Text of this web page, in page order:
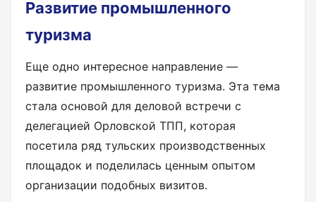
Развитие промышленного
туризма
Еще одно интересное направление —
развитие промышленного туризма. Эта тема
стала основой для деловой встречи с
делегацией Орловской ТПП, которая
посетила ряд тульских производственных
площадок и поделилась ценным опытом
организации подобных визитов.